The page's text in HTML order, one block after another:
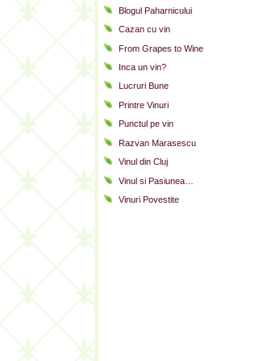
Blogul Paharnicului
Cazan cu vin
From Grapes to Wine
Inca un vin?
Lucruri Bune
Printre Vinuri
Punctul pe vin
Razvan Marasescu
Vinul din Cluj
Vinul si Pasiunea…
Vinuri Povestite